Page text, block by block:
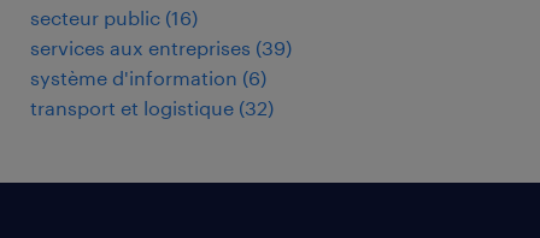
secteur public (16)
services aux entreprises (39)
système d'information (6)
transport et logistique (32)